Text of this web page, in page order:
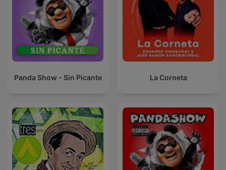
Panda Show - Sin Picante La Corneta